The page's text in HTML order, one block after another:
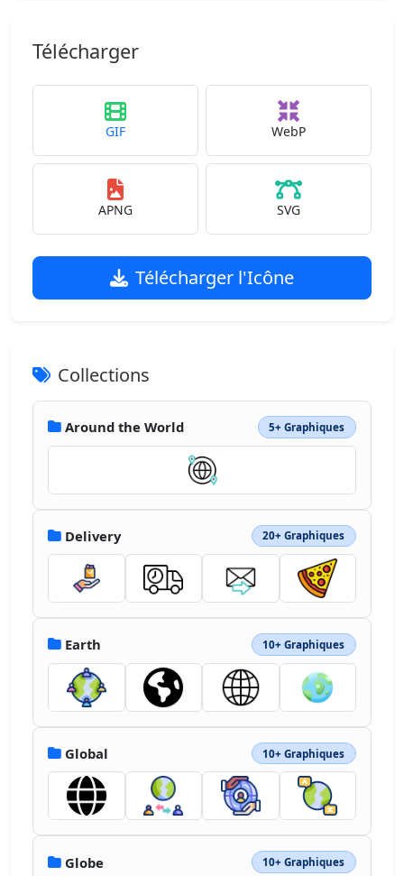
Télécharger
GIF WebP
APNG SVG
Télécharger l'Icône
Collections
Around the World 5+ Graphiques
Delivery 20+ Graphiques
Earth 10+ Graphiques
Global 10+ Graphiques
Globe 10+ Graphiques